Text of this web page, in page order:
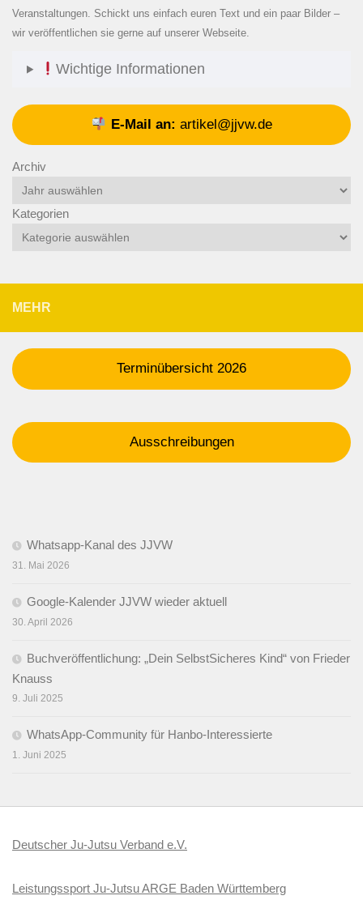
Veranstaltungen. Schickt uns einfach euren Text und ein paar Bilder –
wir veröffentlichen sie gerne auf unserer Webseite.
Wichtige Informationen
E-Mail an: artikel@jjvw.de
Archiv
Kategorien
MEHR
Terminübersicht 2026
Ausschreibungen
Whatsapp-Kanal des JJVW
31. Mai 2026
Google-Kalender JJVW wieder aktuell
30. April 2026
Buchveröffentlichung: „Dein SelbstSicheres Kind“ von Frieder
Knauss
9. Juli 2025
WhatsApp-Community für Hanbo-Interessierte
1. Juni 2025
Deutscher Ju-Jutsu Verband e.V.
Leistungssport Ju-Jutsu ARGE Baden Württemberg